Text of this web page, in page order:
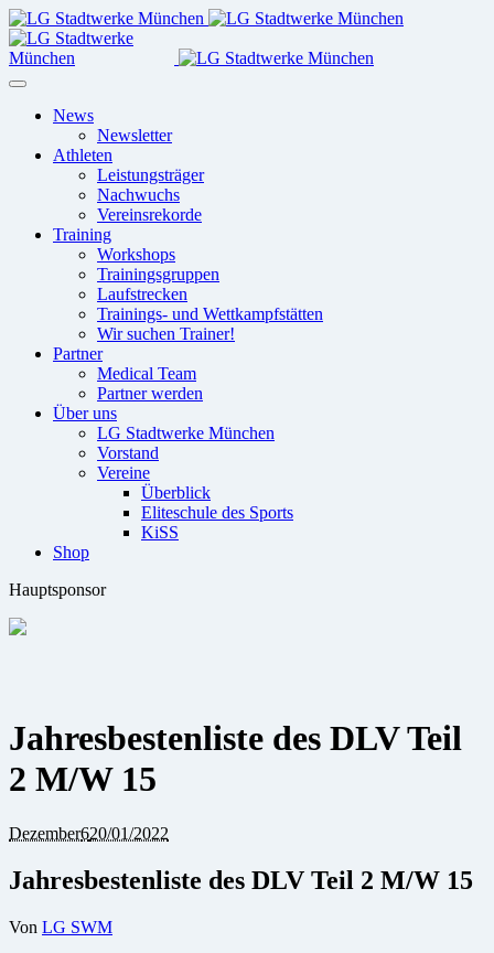
News
Newsletter
Athleten
Leistungsträger
Nachwuchs
Vereinsrekorde
Training
Workshops
Trainingsgruppen
Laufstrecken
Trainings- und Wettkampfstätten
Wir suchen Trainer!
Partner
Medical Team
Partner werden
Über uns
LG Stadtwerke München
Vorstand
Vereine
Überblick
Eliteschule des Sports
KiSS
Shop
Hauptsponsor
Jahresbestenliste des DLV Teil
2 M/W 15
Dezember620/01/2022
Jahresbestenliste des DLV Teil 2 M/W 15
Von LG SWM